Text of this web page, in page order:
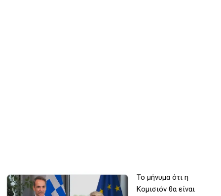
Το μήνυμα ότι η
Κομισιόν θα είναι